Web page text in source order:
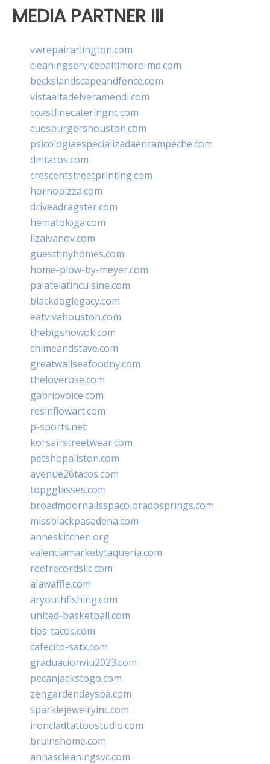
MEDIA PARTNER III
vwrepairarlington.com
cleaningservicebaltimore-md.com
beckslandscapeandfence.com
vistaaltadelveramendi.com
coastlinecateringnc.com
cuesburgershouston.com
psicologiaespecializadaencampeche.com
dmtacos.com
crescentstreetprinting.com
hornopizza.com
driveadragster.com
hematologa.com
lizaivanov.com
guesttinyhomes.com
home-plow-by-meyer.com
palatelatincuisine.com
blackdoglegacy.com
eatvivahouston.com
thebigshowok.com
chimeandstave.com
greatwallseafoodny.com
theloverose.com
gabriovoice.com
resinflowart.com
p-sports.net
korsairstreetwear.com
petshopallston.com
avenue26tacos.com
topgglasses.com
broadmoornailsspacoloradosprings.com
missblackpasadena.com
anneskitchen.org
valenciamarketytaqueria.com
reefrecordsllc.com
alawaffle.com
aryouthfishing.com
united-basketball.com
tios-tacos.com
cafecito-satx.com
graduacionviu2023.com
pecanjackstogo.com
zengardendayspa.com
sparklejewelryinc.com
ironcladtattoostudio.com
bruinshome.com
annascleaningsvc.com